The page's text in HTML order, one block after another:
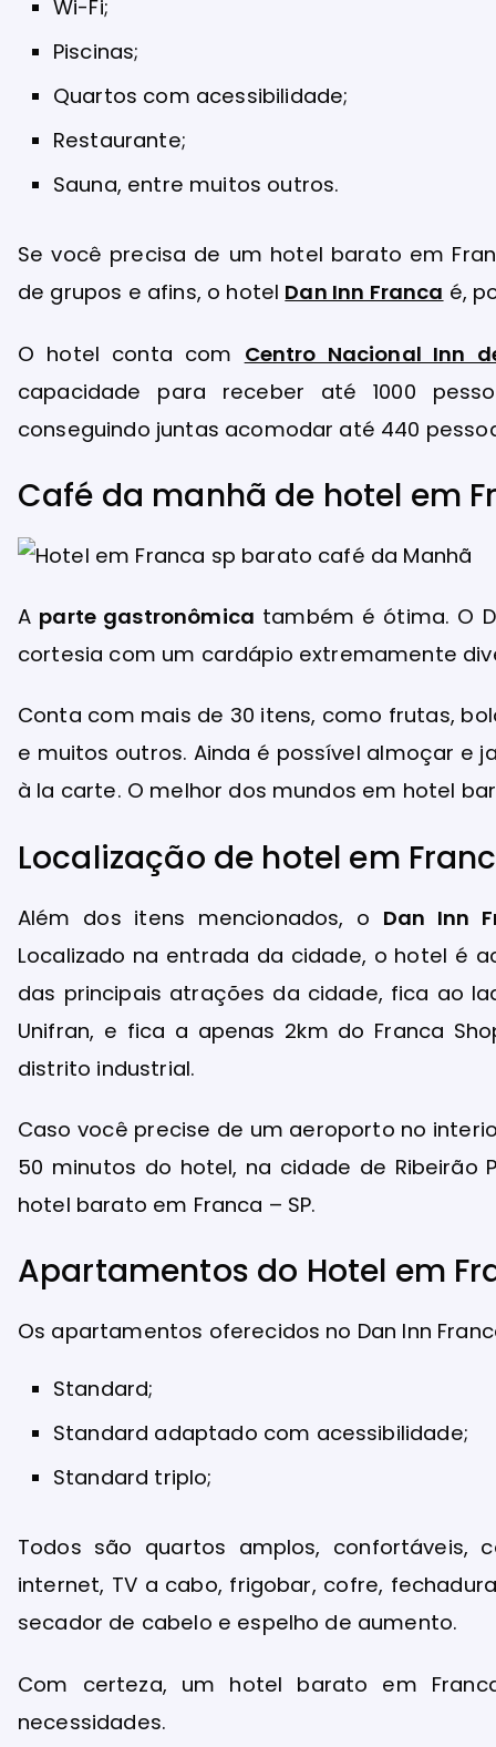
Wi-Fi;
Piscinas;
Quartos com acessibilidade;
Restaurante;
Sauna, entre muitos outros.
Se você precisa de um hotel barato em
de grupos e afins, o hotel Dan Inn Franca é,
O hotel conta com Centro Nacional Inn
capacidade para receber até 1000
conseguindo juntas acomodar até 440
Café da manhã de hotel em
A parte gastronômica também é ótima. O
cortesia com um cardápio extremamente
Conta com mais de 30 itens, como frutas,
e muitos outros. Ainda é possível almoçar e
à la carte. O melhor dos mundos em hotel
Localização de hotel em
Além dos itens mencionados, o Dan Inn
Localizado na entrada da cidade, o hotel é
das principais atrações da cidade, fica ao
Unifran, e fica a apenas 2km do Franca
distrito industrial.
Caso você precise de um aeroporto no
50 minutos do hotel, na cidade de Ribeirão
hotel barato em Franca – SP.
Apartamentos do Hotel em
Os apartamentos oferecidos no Dan Inn
Standard;
Standard adaptado com acessibilidade;
Standard triplo;
Todos são quartos amplos, confortáveis,
internet, TV a cabo, frigobar, cofre,
secador de cabelo e espelho de aumento.
Com certeza, um hotel barato em
necessidades.